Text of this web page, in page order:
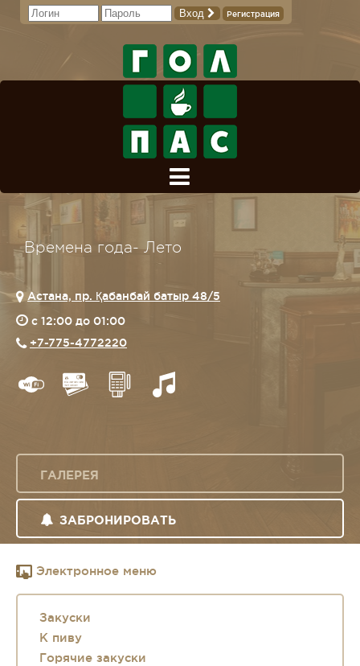
Вход Регистрация
Времена года- Лето
Астана, пр. Қабанбай батыр 48/5
c 12:00 до 01:00
+7-775-4772220
ГАЛЕРЕЯ
ЗАБРОНИРОВАТЬ
Электронное меню
Закуски
К пиву
Горячие закуски